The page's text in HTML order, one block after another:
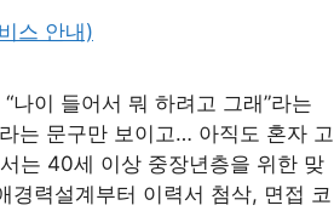
나이 들어서 뭐 하려고 그래”라는
는 문구만 보이고… 아직도 혼자 고
는 40세 이상 중장년층을 위한 맞
경력설계부터 이력서 첨삭, 면접 코